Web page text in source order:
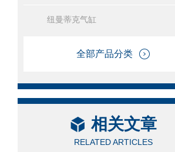
纽曼蒂克气缸
全部产品分类
相关文章
RELATED ARTICLES